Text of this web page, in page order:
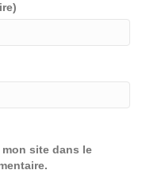
site dans le